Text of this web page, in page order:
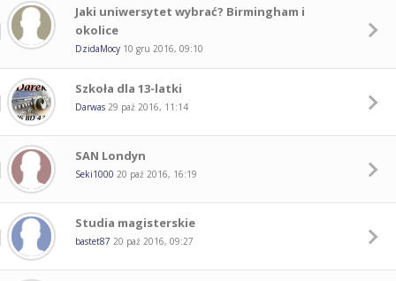
Jaki uniwersytet wybrać? Birmingham i
okolice
DzidaMocy 10 gru 2016, 09:10
Szkoła dla 13-latki
Darwas 29 paź 2016, 11:14
SAN Londyn
Seki1000 20 paź 2016, 16:19
Studia magisterskie
bastet87 20 paź 2016, 09:27